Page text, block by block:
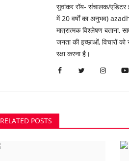
सुवांकर रॉय- संचालक/एडिटर
में 20 वर्षों का अनुभव)
मात्रात्मक विश्लेषण बताना,
जनता की इच्छाओं, विचारों
रक्षा करना है।
RELATED POSTS